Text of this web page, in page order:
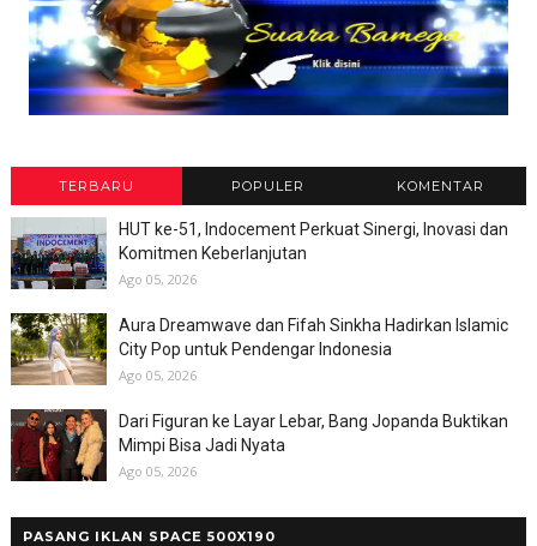
TERBARU POPULER KOMENTAR
HUT ke-51, Indocement Perkuat Sinergi, Inovasi dan
Komitmen Keberlanjutan
Ago 05, 2026
Aura Dreamwave dan Fifah Sinkha Hadirkan Islamic
City Pop untuk Pendengar Indonesia
Ago 05, 2026
Dari Figuran ke Layar Lebar, Bang Jopanda Buktikan
Mimpi Bisa Jadi Nyata
Ago 05, 2026
PASANG IKLAN SPACE 500X190